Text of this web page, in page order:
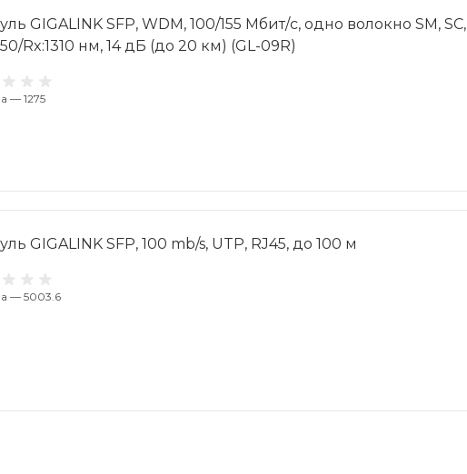
GIGALINK SFP, WDM, 100/155 Мбит/c, одно волокно SM, SC,
Rx:1310 нм, 14 дБ (до 20 км) (GL-09R)
— 1275
GIGALINK SFP, 100 mb/s, UTP, RJ45, до 100 м
— 5003.6